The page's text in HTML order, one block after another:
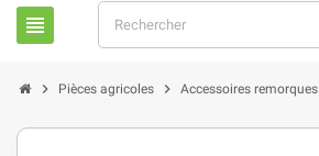
view_headline
chevron_right Pièces agricoles chevron_right Accessoires remorques